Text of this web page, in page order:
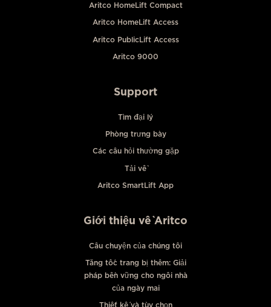
Aritco HomeLift Compact
Aritco HomeLift Access
Aritco PublicLift Access
Aritco 9000
Support
Tìm đại lý
Phòng trưng bày
Các câu hỏi thường gặp
Tải về
Aritco SmartLift App
Giới thiệu về Aritco
Câu chuyện của chúng tôi
Tăng tốc trang bị thêm: Giải
pháp bền vững cho ngôi nhà
của ngày mai
Thiết kế và tùy chọn